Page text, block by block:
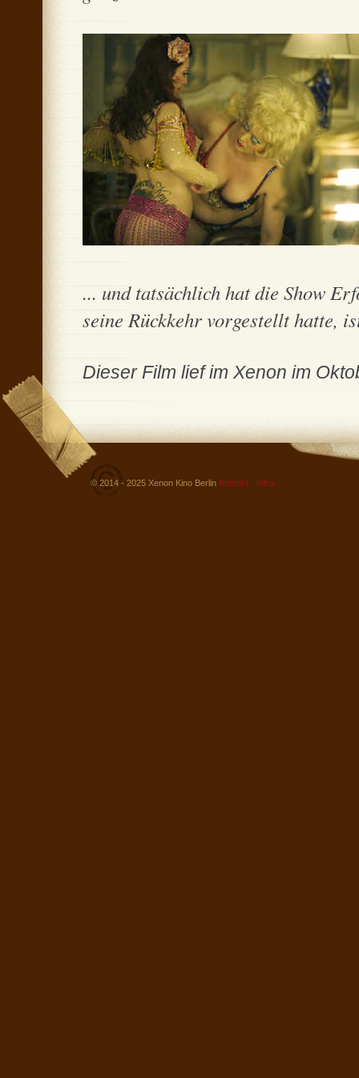
... und tatsächlich hat die Show
seine Rückkehr vorgestellt hatte,
Dieser Film lief im Xenon im
© 2014 - 2025 Xenon Kino Berlin Kontakt - Infos